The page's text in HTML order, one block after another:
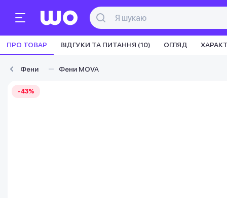
ПРО ТОВАР ВІДГУКИ ТА ПИТАННЯ (10) ОГЛЯД
Фени Фени MOVA
-43%